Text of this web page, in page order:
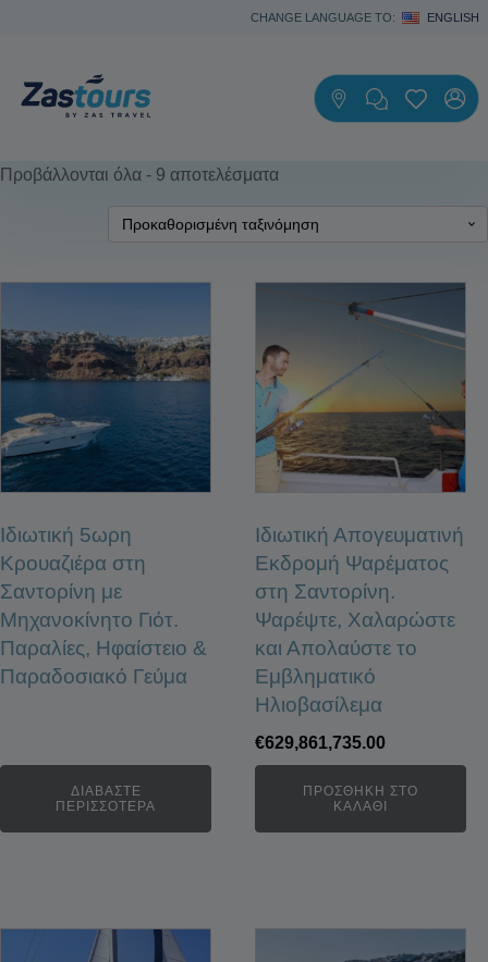
CHANGE LANGUAGE TO: ENGLISH
Προβάλλονται όλα - 9 αποτελέσματα
Ιδιωτική 5ωρη
Κρουαζιέρα στη
Σαντορίνη με
Μηχανοκίνητο Γιότ.
Παραλίες, Ηφαίστειο &
Παραδοσιακό Γεύμα
ΔΙΑΒΆΣΤΕ
ΠΕΡΙΣΣΌΤΕΡΑ
Ιδιωτική Απογευματινή
Εκδρομή Ψαρέματος
στη Σαντορίνη.
Ψαρέψτε, Χαλαρώστε
και Απολαύστε το
Εμβληματικό
Ηλιοβασίλεμα
€629,861,735.00
ΠΡΟΣΘΉΚΗ ΣΤΟ
ΚΑΛΆΘΙ